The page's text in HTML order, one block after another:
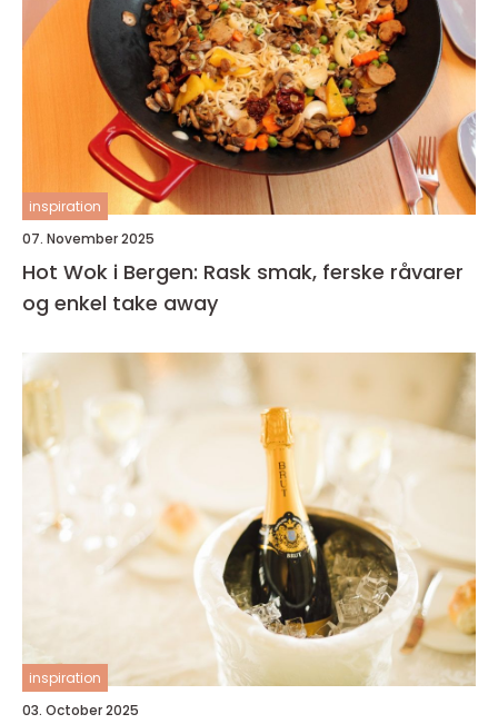
inspiration
07. November 2025
Hot Wok i Bergen: Rask smak, ferske råvarer
og enkel take away
inspiration
03. October 2025